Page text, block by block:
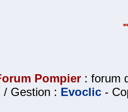
Pompier : forum
/ Gestion : Evoclic -